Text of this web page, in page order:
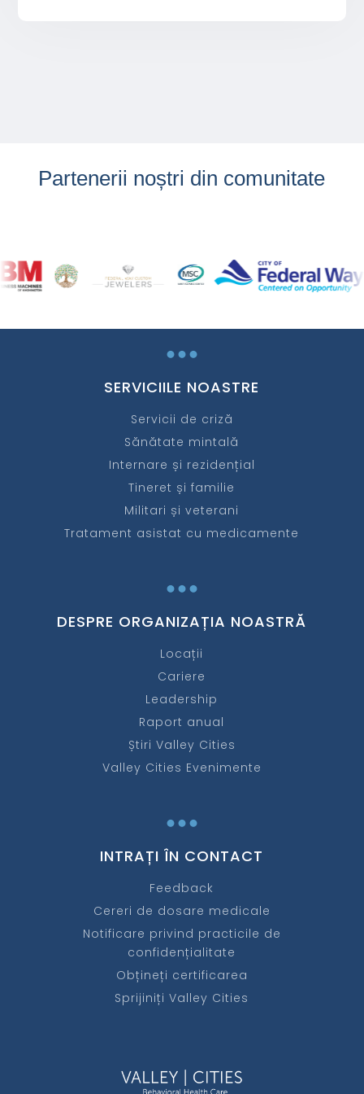
Partenerii noștri din comunitate
...
SERVICIILE NOASTRE
Servicii de criză
Sănătate mintală
Internare și rezidențial
Tineret și familie
Militari și veterani
Tratament asistat cu medicamente
...
DESPRE ORGANIZAȚIA NOASTRĂ
Locații
Cariere
Leadership
Raport anual
Știri Valley Cities
Valley Cities Evenimente
...
INTRAȚI ÎN CONTACT
Feedback
Cereri de dosare medicale
Notificare privind practicile de
confidențialitate
Obțineți certificarea
Sprijiniți Valley Cities